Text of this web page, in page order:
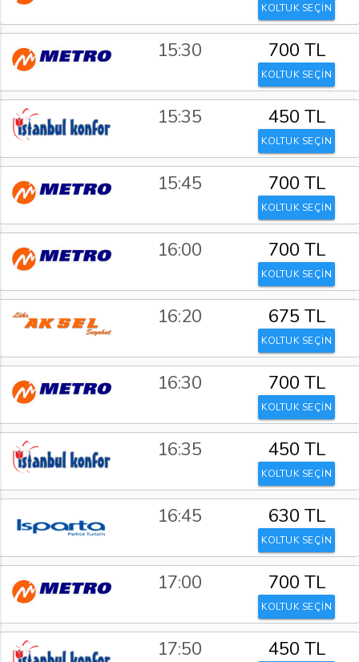
KOLTUK SEÇİN
15:30 700 TL
KOLTUK SEÇİN
15:35 450 TL
KOLTUK SEÇİN
15:45 700 TL
KOLTUK SEÇİN
16:00 700 TL
KOLTUK SEÇİN
16:20 675 TL
KOLTUK SEÇİN
16:30 700 TL
KOLTUK SEÇİN
16:35 450 TL
KOLTUK SEÇİN
16:45 630 TL
KOLTUK SEÇİN
17:00 700 TL
KOLTUK SEÇİN
17:50 450 TL